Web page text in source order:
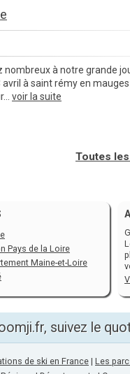
nombreux à notre grande
à saint rémy en
voir la suite
Toutes
Pays de la Loire
Maine-et-Loire
suivez le
de ski en France | Les